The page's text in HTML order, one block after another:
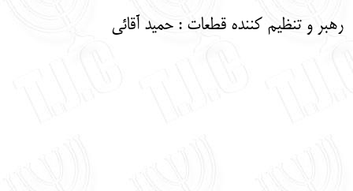
رهبر و تنظیم کننده قطعات : حمید آقائی